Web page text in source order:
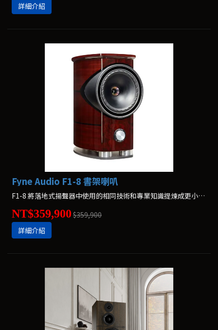
詳細介紹
Fyne Audio F1-8 書架喇叭
F1-8 將落地式揚聲器中使用的相同技術和專業知識提煉成更小的書架喇叭。
NT$359,900 $359,900
詳細介紹